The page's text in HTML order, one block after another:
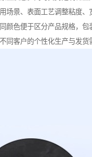
场景、表面工艺调整粘度、
颜色便于区分产品规格，包
同客户的个性化生产与发货